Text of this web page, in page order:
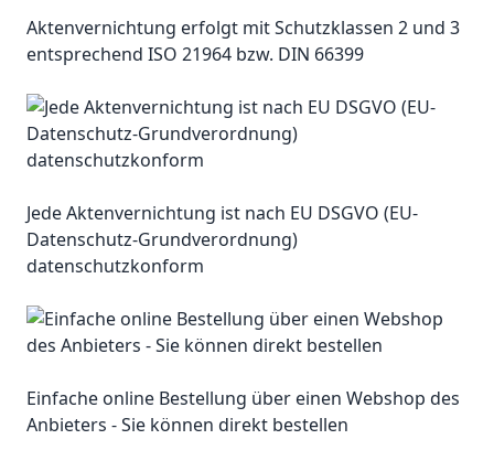
Aktenvernichtung erfolgt mit Schutzklassen 2 und 3
entsprechend ISO 21964 bzw. DIN 66399
Jede Aktenvernichtung ist nach EU DSGVO (EU-
Datenschutz-Grundverordnung)
datenschutzkonform
Einfache online Bestellung über einen Webshop des
Anbieters - Sie können direkt bestellen